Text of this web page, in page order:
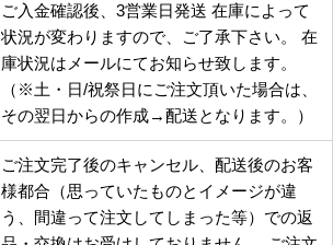
ご入金確認後、3営業日発送 在庫によって
状況が変わりますので、ご了承下さい。 在
庫状況はメールにてお知らせ致します。
（※土・日/祝祭日にご注文頂いた場合は、
その翌日からの作成→配送となります。）
ご注文完了後のキャンセル、配送後のお客
様都合（思っていたものとイメージが違
う、間違って注文してしまった等）での返